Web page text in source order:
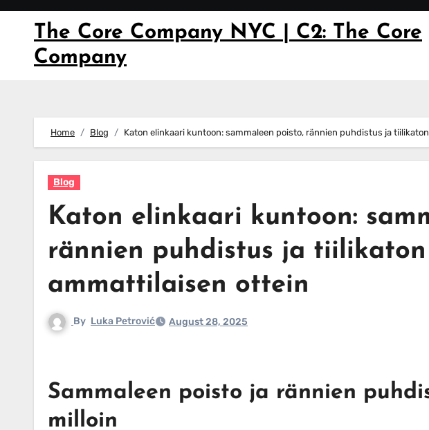
Skip
content
The Core Company NYC | C2: The Core
Company
Home Blog Katon elinkaari kuntoon: sammaleen poisto, rännien puhdistus ja
Blog
Katon elinkaari kuntoon:
rännien puhdistus ja
ammattilaisen ottein
By Luka Petrović August 28, 2025
Sammaleen poisto ja rännien
milloin